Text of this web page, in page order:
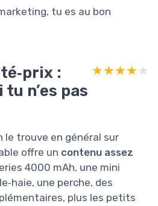
tu es au bon
:
n’es pas
★★★★★
★★★★★
le trouve en général sur
offre un contenu assez
4000 mAh, une mini
une perche, des
plus les petits